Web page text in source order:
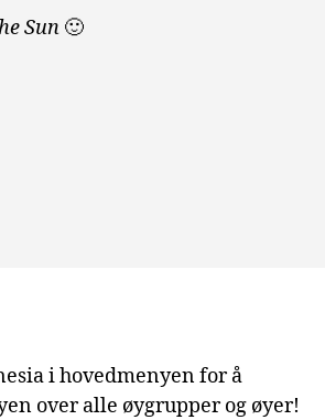
Sun 🙂
i hovedmenyen for å
over alle øygrupper og øyer!